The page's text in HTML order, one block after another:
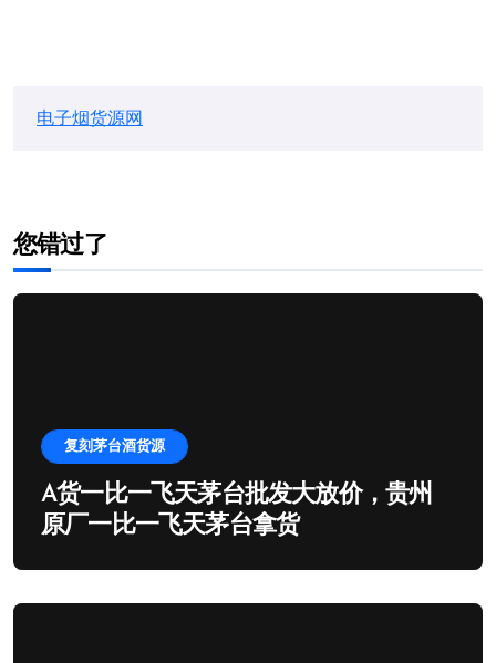
电子烟货源网
您错过了
复刻茅台酒货源
A货一比一飞天茅台批发大放价，贵州
原厂一比一飞天茅台拿货